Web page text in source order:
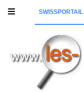
SWISSPORTAIL